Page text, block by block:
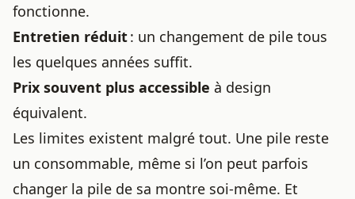
fonctionne.
Entretien réduit: un changement de pile tous
les quelques années suffit.
Prix souvent plus accessible à design
équivalent.
Les limites existent malgré tout. Une pile reste
un consommable, même si l’on peut parfois
changer la pile de sa montre soi-même. Et